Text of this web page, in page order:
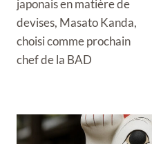
japonais en matière de
devises, Masato Kanda,
choisi comme prochain
chef de la BAD